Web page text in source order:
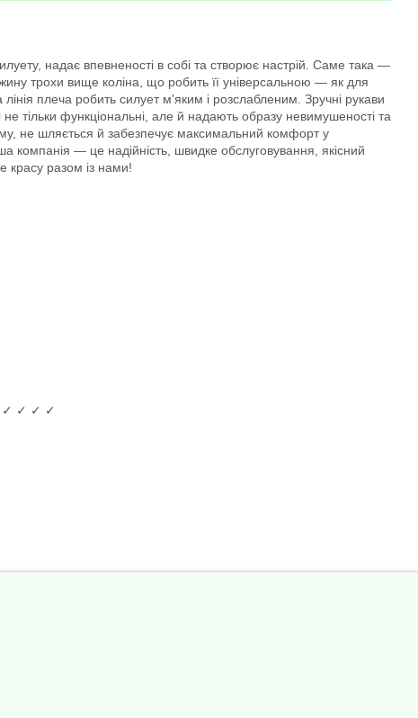
надає впевненості в собі та створює настрій. Саме така —
трохи вище коліна, що робить її універсальною — як для
плеча робить силует м'яким і розслабленим. Зручні рукави
тільки функціональні, але й надають образу невимушеності та
не шляється й забезпечує максимальний комфорт у
— це надійність, швидке обслуговування, якісний
красу разом із нами!
✓ ✓ ✓ ✓